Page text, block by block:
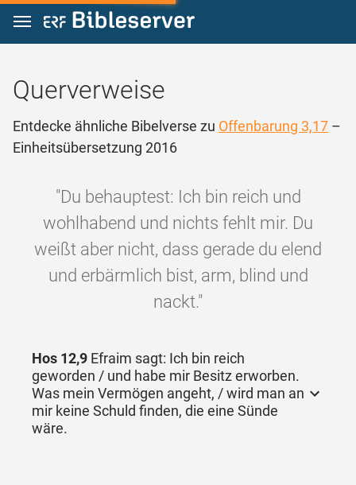
Zum Inhalt springen
Querverweise
Entdecke ähnliche Bibelverse zu Offenbarung 3,17 –
Einheitsübersetzung 2016
"Du behauptest: Ich bin reich und
wohlhabend und nichts fehlt mir. Du
weißt aber nicht, dass gerade du elend
und erbärmlich bist, arm, blind und
nackt."
Hos 12,9 Efraim sagt: Ich bin reich
geworden / und habe mir Besitz erworben.
Was mein Vermögen angeht, / wird man an
mir keine Schuld finden, die eine Sünde
wäre.